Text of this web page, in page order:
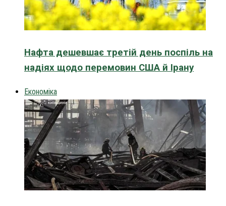
Нафта дешевшає третій день поспіль на
надіях щодо перемовин США й Ірану
Економіка